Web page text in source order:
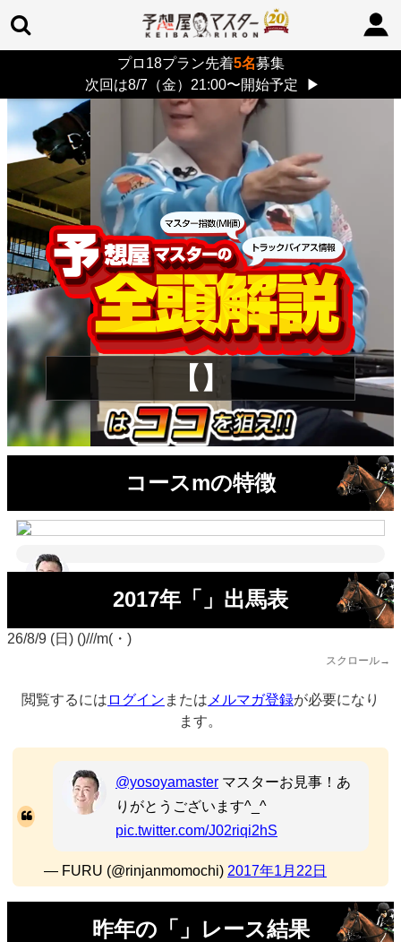
プロ18プラン先着5名募集
次回は8/7（金）21:00〜開始予定
▶
> 26/8/9 (日)
【】
コースmの特徴
2017年「」出馬表
26/8/9 (日) ()///m(・)
スクロール→
閲覧するには ログイン または メルマガ登録が必要になり
ます。
@yosoyamaster マスターお見事！あ
りがとうございます^_^
pic.twitter.com/J02riqi2hS
— FURU (@rinjanmomochi) 2017年1月22日
昨年の「」レース結果